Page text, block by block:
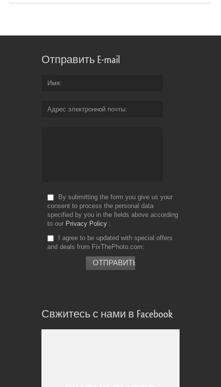
Отправить E-mail
Имя
Адрес электронной почты
By submitting the form you give us your
consent to process the personal data
specified by you in the fields above according
to our Privacy Policy
I agree to be updated with special offers
and deals from FixThePhoto.com
Свжитесь с нами в Facebook